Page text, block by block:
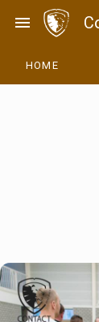
menu
HOME